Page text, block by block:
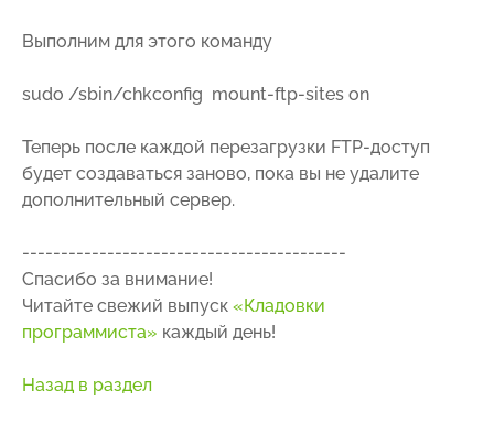
Выполним для этого команду
sudo /sbin/chkconfig mount-ftp-sites on
Теперь после каждой перезагрузки FTP-доступ
будет создаваться заново, пока вы не удалите
дополнительный сервер.
------------------------------------------
Спасибо за внимание!
Читайте свежий выпуск «Кладовки
программиста» каждый день!
Назад в раздел